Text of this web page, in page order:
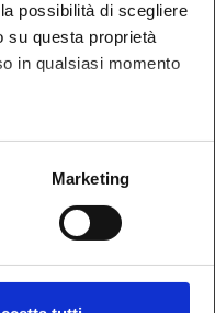
possibilità di scegliere
su questa proprietà
in qualsiasi momento
metro,Marketing